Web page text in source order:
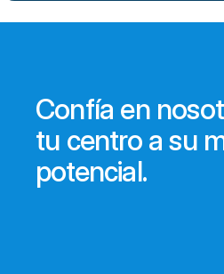
Confía en
tu centro a su
potencial.